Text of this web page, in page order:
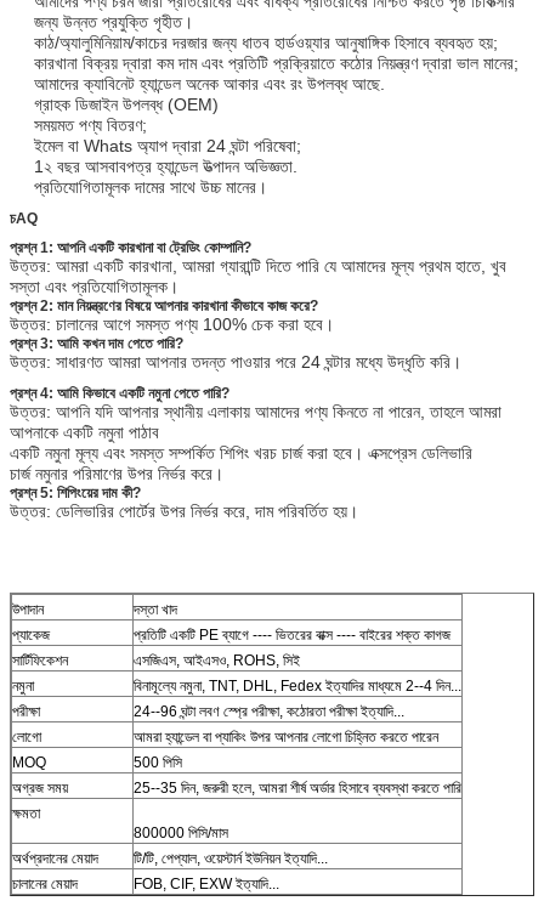
জন্য উন্নত প্রযুক্তি গৃহীত।
কাঠ/অ্যালুমিনিয়াম/কাচের দরজার জন্য ধাতব হার্ডওয়্যার আনুষাঙ্গিক হিসাবে ব্যবহৃত হয়;
কারখানা বিক্রয় দ্বারা কম দাম এবং প্রতিটি প্রক্রিয়াতে কঠোর নিয়ন্ত্রণ দ্বারা ভাল মানের;
আমাদের ক্যাবিনেট হ্যান্ডেল অনেক আকার এবং রং উপলব্ধ আছে.
গ্রাহক ডিজাইন উপলব্ধ (OEM)
সময়মত পণ্য বিতরণ;
ইমেল বা Whats অ্যাপ দ্বারা 24 ঘন্টা পরিষেবা;
1২ বছর আসবাবপত্র হ্যান্ডেল উত্পাদন অভিজ্ঞতা.
প্রতিযোগিতামূলক দামের সাথে উচ্চ মানের।
চAQ
প্রশ্ন 1: আপনি একটি কারখানা বা ট্রেডিং কোম্পানি?
উত্তর: আমরা একটি কারখানা, আমরা গ্যারান্টি দিতে পারি যে আমাদের মূল্য প্রথম হাতে, খুব
সস্তা এবং প্রতিযোগিতামূলক।
প্রশ্ন 2: মান নিয়ন্ত্রণের বিষয়ে আপনার কারখানা কীভাবে কাজ করে?
উত্তর: চালানের আগে সমস্ত পণ্য 100% চেক করা হবে।
প্রশ্ন 3: আমি কখন দাম পেতে পারি?
উত্তর: সাধারণত আমরা আপনার তদন্ত পাওয়ার পরে 24 ঘন্টার মধ্যে উদ্ধৃতি করি।
প্রশ্ন 4: আমি কিভাবে একটি নমুনা পেতে পারি?
উত্তর: আপনি যদি আপনার স্থানীয় এলাকায় আমাদের পণ্য কিনতে না পারেন, তাহলে আমরা
আপনাকে একটি নমুনা পাঠাব
একটি নমুনা মূল্য এবং সমস্ত সম্পর্কিত শিপিং খরচ চার্জ করা হবে। এক্সপ্রেস ডেলিভারি
চার্জ নমুনার পরিমাণের উপর নির্ভর করে।
প্রশ্ন 5: শিপিংয়ের দাম কী?
উত্তর: ডেলিভারির পোর্টের উপর নির্ভর করে, দাম পরিবর্তিত হয়।
উপাদান
দস্তা খাদ
প্যাকেজ
প্রতিটি একটি PE ব্যাগে ---- ভিতরের বাক্স ---- বাইরের শক্ত কাগজ
সার্টিফিকেশন
এসজিএস, আইএসও, ROHS, সিই
নমুনা
বিনামূল্যে নমুনা, TNT, DHL, Fedex ইত্যাদির মাধ্যমে 2--4 দিন...
পরীক্ষা
24--96 ঘন্টা লবণ স্প্রে পরীক্ষা, কঠোরতা পরীক্ষা ইত্যাদি...
লোগো
আমরা হ্যান্ডেল বা প্যাকিং উপর আপনার লোগো চিহ্নিত করতে পারেন
MOQ
500 পিসি
অগ্রজ সময়
25--35 দিন, জরুরী হলে, আমরা শীর্ষ অর্ডার হিসাবে ব্যবস্থা করতে পারি
ক্ষমতা
800000 পিসি/মাস
অর্থপ্রদানের মেয়াদ
টি/টি, পেপ্যাল, ওয়েস্টার্ন ইউনিয়ন ইত্যাদি...
চালানের মেয়াদ
FOB, CIF, EXW ইত্যাদি...